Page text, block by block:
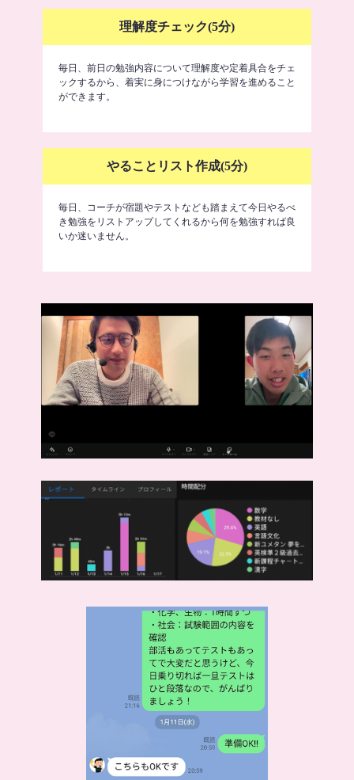
理解度チェック(5分)
毎日、前日の勉強内容について理解度や定着具合をチェ
ックするから、着実に身につけながら学習を進めること
ができます。
やることリスト作成(5分)
毎日、コーチが宿題やテストなども踏まえて今日やるべ
き勉強をリストアップしてくれるから何を勉強すれば良
いか迷いません。